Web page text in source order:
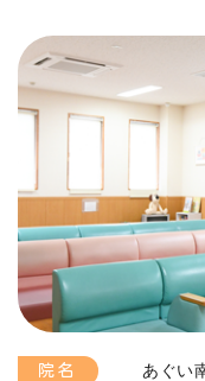
院名 あぐい